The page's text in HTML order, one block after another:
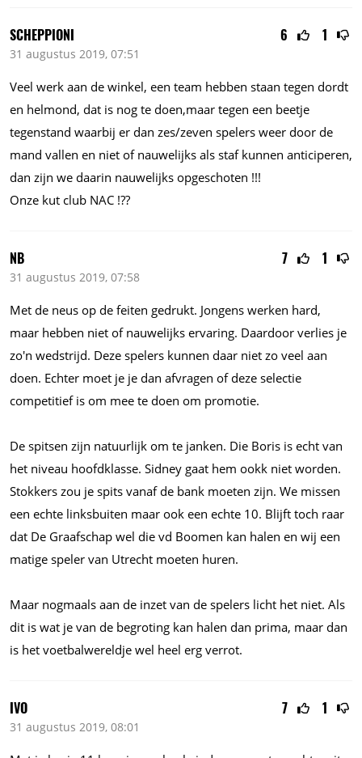
6 1
SCHEPPIONI
31 augustus 2019, 07:51
Veel werk aan de winkel, een team hebben staan tegen dordt
en helmond, dat is nog te doen,maar tegen een beetje
tegenstand waarbij er dan zes/zeven spelers weer door de
mand vallen en niet of nauwelijks als staf kunnen anticiperen,
dan zijn we daarin nauwelijks opgeschoten !!!
Onze kut club NAC !??
7 1
NB
31 augustus 2019, 07:58
Met de neus op de feiten gedrukt. Jongens werken hard,
maar hebben niet of nauwelijks ervaring. Daardoor verlies je
zo'n wedstrijd. Deze spelers kunnen daar niet zo veel aan
doen. Echter moet je je dan afvragen of deze selectie
competitief is om mee te doen om promotie.
De spitsen zijn natuurlijk om te janken. Die Boris is echt van
het niveau hoofdklasse. Sidney gaat hem ookk niet worden.
Stokkers zou je spits vanaf de bank moeten zijn. We missen
een echte linksbuiten maar ook een echte 10. Blijft toch raar
dat De Graafschap wel die vd Boomen kan halen en wij een
matige speler van Utrecht moeten huren.
Maar nogmaals aan de inzet van de spelers licht het niet. Als
dit is wat je van de begroting kan halen dan prima, maar dan
is het voetbalwereldje wel heel erg verrot.
7 1
IVO
31 augustus 2019, 08:01